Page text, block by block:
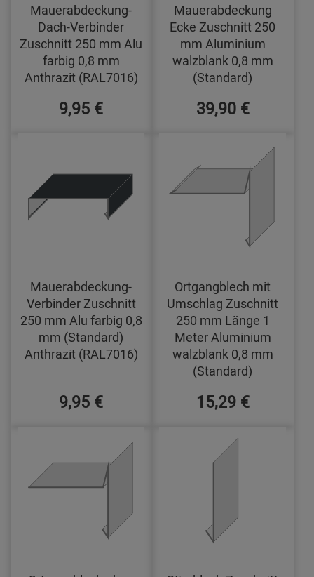
Mauerabdeckung-
Dach-Verbinder
Zuschnitt 250 mm Alu
farbig 0,8 mm
Anthrazit (RAL7016)
9,95 €
Mauerabdeckung
Ecke Zuschnitt 250
mm Aluminium
walzblank 0,8 mm
(Standard)
39,90 €
Mauerabdeckung-
Verbinder Zuschnitt
250 mm Alu farbig 0,8
mm (Standard)
Anthrazit (RAL7016)
9,95 €
Ortgangblech mit
Umschlag Zuschnitt
250 mm Länge 1
Meter Aluminium
walzblank 0,8 mm
(Standard)
15,29 €